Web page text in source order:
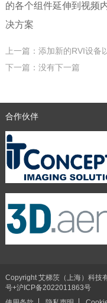
的各个组件延伸到视频
决方案
下一篇：没有下一篇
合作伙伴
Copyright 艾梯茨（上海）科技
号+沪ICP备2022011863号